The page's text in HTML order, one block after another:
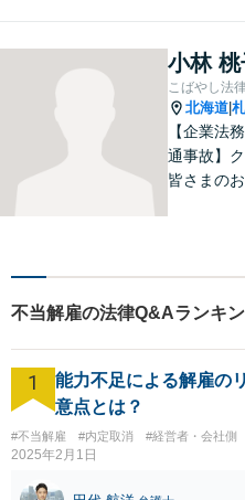
を抱え込
相談くだ
小林 桃
こばやし法
北海道
【企業法
通事故】
皆さまの
不当解雇の法律Q&Aランキ
1
能力不足による解雇の
意点とは？
#不当解雇 #内定取消 #経営者・会社側
2025年2月1日